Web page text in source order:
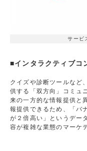
サービ
■インタラクティブコ
クイズや診断ツールなど
供する「双方向」コミュ
来の一方的な情報提供と
報提供できるため、「バ
が２倍高い」というデー
容が複雑な業態のマーケ